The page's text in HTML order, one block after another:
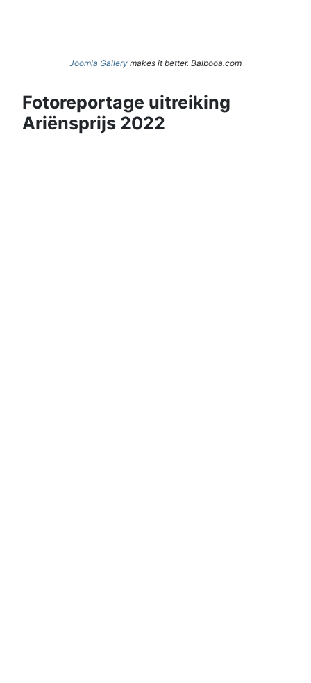
Joomla Gallery makes it better. Balbooa.com
Fotoreportage uitreiking
Ariënsprijs 2022